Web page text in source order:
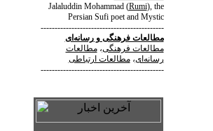
Jalaluddin Mohammad(Rumi), the
Persian Sufi poet and Mystic
--------------------------------------------
مطالعات فرهنگیورسانه‌ای
مطالعات فرهنگی،مطالعات
رسانه‌ای،مطالعات ارتباطی
--------------------------------------------